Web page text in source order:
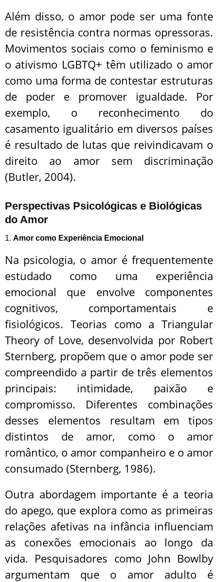
Além disso, o amor pode ser uma fonte
de resistência contra normas opressoras.
Movimentos sociais como o feminismo e
o ativismo LGBTQ+ têm utilizado o amor
como uma forma de contestar estruturas
de poder e promover igualdade. Por
exemplo, o reconhecimento do
casamento igualitário em diversos países
é resultado de lutas que reivindicavam o
direito ao amor sem discriminação
(Butler, 2004).
Perspectivas Psicológicas e Biológicas
do Amor
1. Amor como Experiência Emocional
Na psicologia, o amor é frequentemente
estudado como uma experiência
emocional que envolve componentes
cognitivos, comportamentais e
fisiológicos. Teorias como a Triangular
Theory of Love, desenvolvida por Robert
Sternberg, propõem que o amor pode ser
compreendido a partir de três elementos
principais: intimidade, paixão e
compromisso. Diferentes combinações
desses elementos resultam em tipos
distintos de amor, como o amor
romântico, o amor companheiro e o amor
consumado (Sternberg, 1986).
Outra abordagem importante é a teoria
do apego, que explora como as primeiras
relações afetivas na infância influenciam
as conexões emocionais ao longo da
vida. Pesquisadores como John Bowlby
argumentam que o amor adulto é